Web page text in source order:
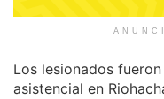
Los lesionados
asistencial en